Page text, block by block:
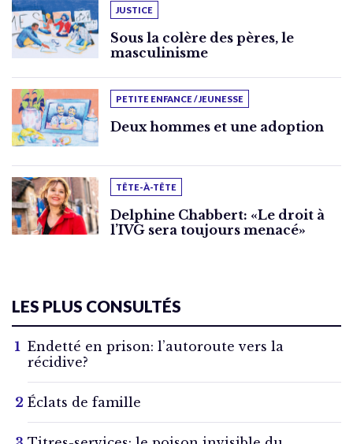
JUSTICE
Sous la colère des pères, le
masculinisme
PETITE ENFANCE / JEUNESSE
Deux hommes et une adoption
TÊTE-À-TÊTE
Delphine Chabbert: «Le droit à
l’IVG sera toujours menacé»
LES PLUS CONSULTÉS
Endetté en prison: l’autoroute vers la
récidive?
Éclats de famille